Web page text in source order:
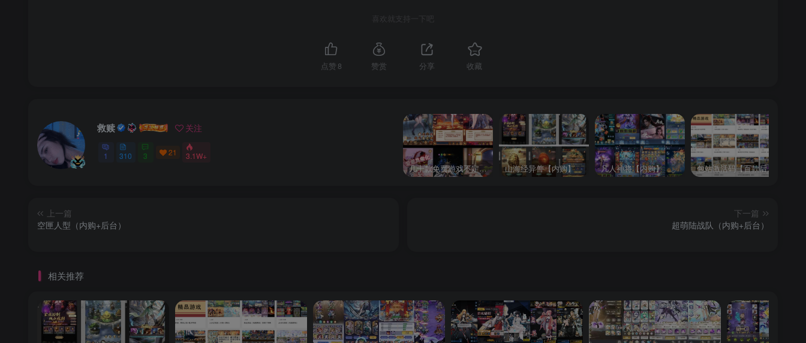
喜欢就支持一下吧
点赞 8 赞赏 分享 收藏
救赎 关注
1 310 3 21 3.1W+
几十款免费游戏不定时更新自行测试 山海经异兽【内购】 凡人神将【内购】 包站激活码【百款后台游戏】
上一篇
空匣人型（内购+后台）
下一篇
超萌陆战队（内购+后台）
相关推荐